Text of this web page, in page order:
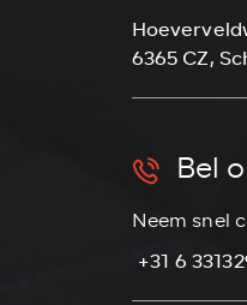
6365 CZ,
Bel
Neem snel
⁠+31 6